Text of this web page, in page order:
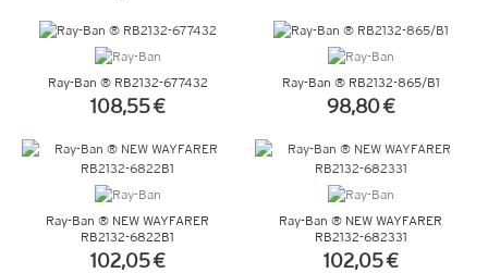
Ray-Ban ® RB2132-677432
108,55 €
Ray-Ban ® RB2132-865/B1
98,80 €
Ray-Ban ® NEW WAYFARER
RB2132-6822B1
102,05 €
Ray-Ban ® NEW WAYFARER
RB2132-682331
102,05 €